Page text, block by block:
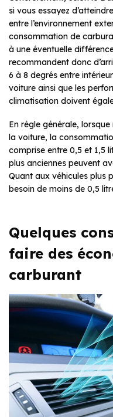
si vous essayez
entre l’environnement
consommation de
à une éventuelle
recommandent donc
6 à 8 degrés entre
voiture ainsi que les
climatisation doivent
En règle générale,
la voiture, la
comprise entre 0,5 et 1,5
plus anciennes peuvent
Quant aux véhicules plus
besoin de moins de 0,5
Quelques
faire des
carburant